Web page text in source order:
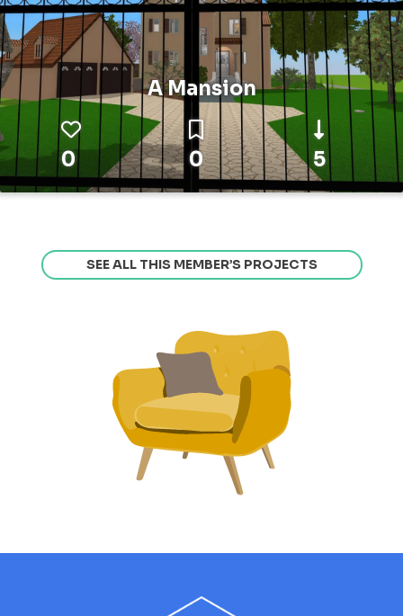
A Mansion
0 0 5
SEE ALL THIS MEMBER’S PROJECTS